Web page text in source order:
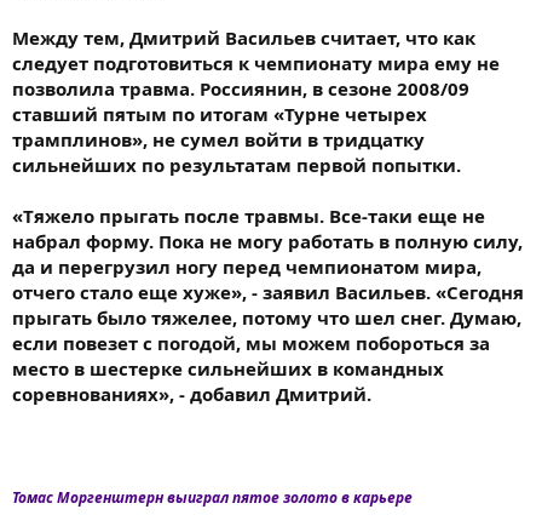
Между тем, Дмитрий Васильев считает, что как
следует подготовиться к чемпионату мира ему не
позволила травма. Россиянин, в сезоне 2008/09
ставший пятым по итогам «Турне четырех
трамплинов», не сумел войти в тридцатку
сильнейших по результатам первой попытки.
«Тяжело прыгать после травмы. Все-таки еще не
набрал форму. Пока не могу работать в полную силу,
да и перегрузил ногу перед чемпионатом мира,
отчего стало еще хуже», - заявил Васильев. «Сегодня
прыгать было тяжелее, потому что шел снег. Думаю,
если повезет с погодой, мы можем побороться за
место в шестерке сильнейших в командных
соревнованиях», - добавил Дмитрий.
Томас Моргенштерн выиграл пятое золото в карьере